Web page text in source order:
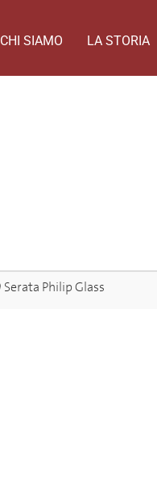
CHI SIAMO LA STORIA
Philip Glass